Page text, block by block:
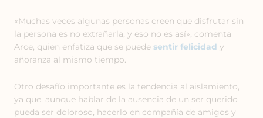
«Muchas veces algunas personas creen que disfrutar sin
la persona es no extrañarla, y eso no es así», comenta
Arce, quien enfatiza que se puede sentir felicidad y
añoranza al mismo tiempo.
Otro desafío importante es la tendencia al aislamiento,
ya que, aunque hablar de la ausencia de un ser querido
pueda ser doloroso, hacerlo en compañía de amigos y